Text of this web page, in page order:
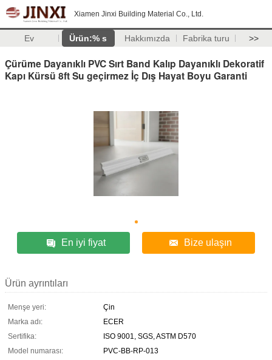
Xiamen Jinxi Building Material Co., Ltd.
Ev Ürün:% s Hakkımızda Fabrika turu >>
Çürüme Dayanıklı PVC Sırt Band Kalıp Dayanıklı Dekoratif
Kapı Kürsü 8ft Su geçirmez İç Dış Hayat Boyu Garanti
En iyi fiyat Bize ulaşın
Ürün ayrıntıları
Menşe yeri:
Çin
Marka adı:
ECER
Sertifika:
ISO 9001, SGS, ASTM D570
Model numarası:
PVC-BB-RP-013